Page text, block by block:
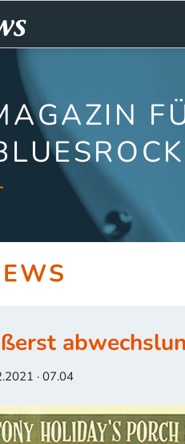
· 07.04